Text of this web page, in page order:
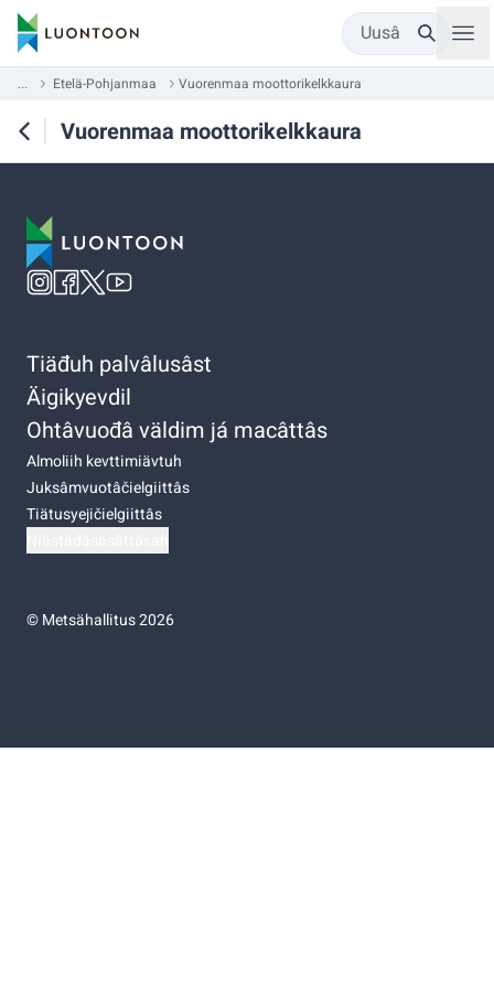
Uusâ
... Etelä-Pohjanmaa Vuorenmaa moottorikelkkaura
Vuorenmaa moottorikelkkaura
Tiäđuh palvâlusâst
Äigikyevdil
Ohtâvuođâ väldim já macâttâs
Almoliih kevttimiävtuh
Juksâmvuotâčielgiittâs
Tiätusyejičielgiittâs
©Metsähallitus 2026